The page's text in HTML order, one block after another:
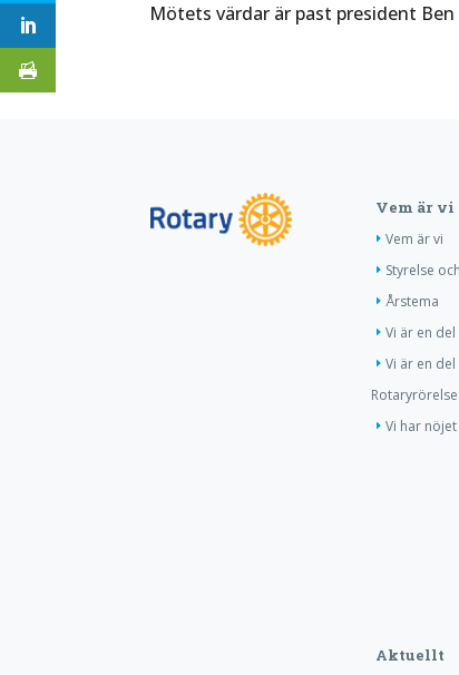
Mötets värdar är past president
Vem är vi
Vem är vi
Styrelse
Årstema
Vi är en
Vi är en
Rotaryrörelse
Vi har
Aktuellt